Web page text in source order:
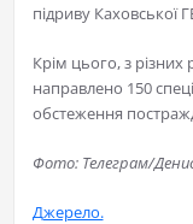
підриву Каховської
Крім цього, з
направлено 150
обстеження
Фото: Телеграм/
Джерело.